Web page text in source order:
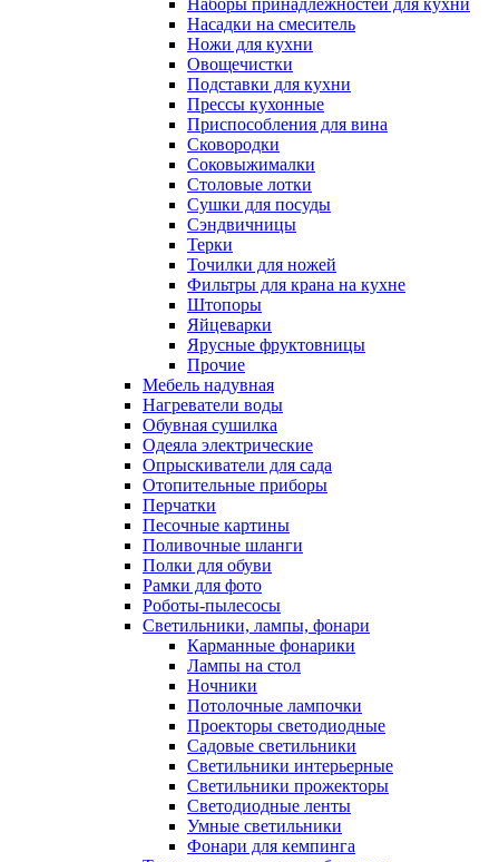
Наборы принадлежностей для кухни
Насадки на смеситель
Ножи для кухни
Овощечистки
Подставки для кухни
Прессы кухонные
Приспособления для вина
Сковородки
Соковыжималки
Столовые лотки
Сушки для посуды
Сэндвичницы
Терки
Точилки для ножей
Фильтры для крана на кухне
Штопоры
Яйцеварки
Ярусные фруктовницы
Прочие
Мебель надувная
Нагреватели воды
Обувная сушилка
Одеяла электрические
Опрыскиватели для сада
Отопительные приборы
Перчатки
Песочные картины
Поливочные шланги
Полки для обуви
Рамки для фото
Роботы-пылесосы
Светильники, лампы, фонари
Карманные фонарики
Лампы на стол
Ночники
Потолочные лампочки
Проекторы светодиодные
Садовые светильники
Светильники интерьерные
Светильники прожекторы
Светодиодные ленты
Умные светильники
Фонари для кемпинга